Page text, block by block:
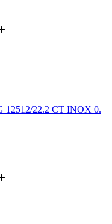
12512/22.2 CТ INOX 0.